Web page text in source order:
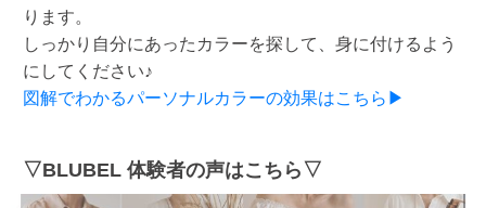
ります。
しっかり自分にあったカラーを探して、身に付けるよう
にしてください♪
図解でわかるパーソナルカラーの効果はこちら▶
▽BLUBEL 体験者の声はこちら▽